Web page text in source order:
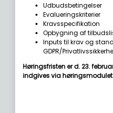
Udbudsbetingelser
Evalueringskriterier
Kravsspecifikation
Opbygning af
Inputs til krav og
GDPR/
Høringsfristen er d. 23.
indgives via